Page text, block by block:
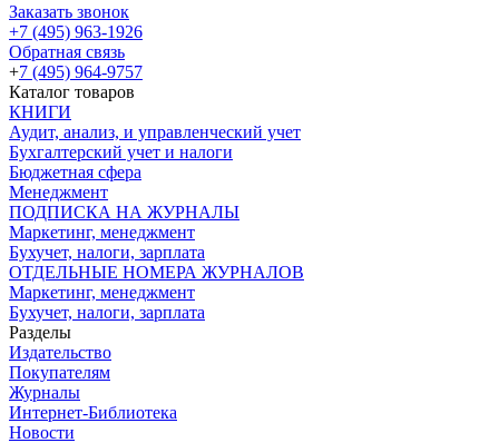
Заказать звонок
+7 (495) 963-1926
Обратная связь
+7 (495) 964-9757
Каталог товаров
КНИГИ
Аудит, анализ, и управленческий учет
Бухгалтерский учет и налоги
Бюджетная сфера
Менеджмент
ПОДПИСКА НА ЖУРНАЛЫ
Маркетинг, менеджмент
Бухучет, налоги, зарплата
ОТДЕЛЬНЫЕ НОМЕРА ЖУРНАЛОВ
Маркетинг, менеджмент
Бухучет, налоги, зарплата
Разделы
Издательство
Покупателям
Журналы
Интернет-Библиотека
Новости